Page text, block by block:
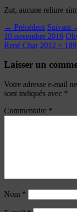
Zut, aucune reliure
← Précédent Suivant
10 novembre 2016
René Char 2012 ×
Laisser un
Votre adresse e-mail
sont indiqués avec *
Commentaire *
Nom *